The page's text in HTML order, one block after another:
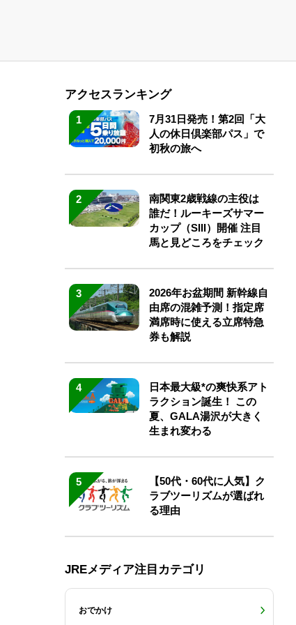
アクセスランキング
1
7月31日発売！第2回「大
人の休日倶楽部パス」で
初秋の旅へ
2
南関東2歳戦線の主役は
誰だ！ルーキーズサマー
カップ（SIII）開催 注目
馬と見どころをチェック
3
2026年お盆期間 新幹線自
由席の混雑予測！指定席
満席時に使える立席特急
券も解説
4
日本最大級*の爽快系アト
ラクション誕生！ この
夏、GALA湯沢が大きく
生まれ変わる
5
【50代・60代に人気】ク
ラブツーリズムが選ばれ
る理由
JREメディア注目カテゴリ
おでかけ